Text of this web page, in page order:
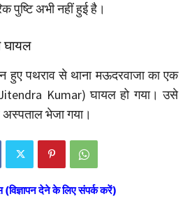
पुष्टि अभी नहीं हुई है।
घायल
हुए पथराव से थाना मऊदरवाजा का एक
Kumar) घायल हो गया। उसे
भेजा गया।
(विज्ञापन देने के लिए संपर्क करें)